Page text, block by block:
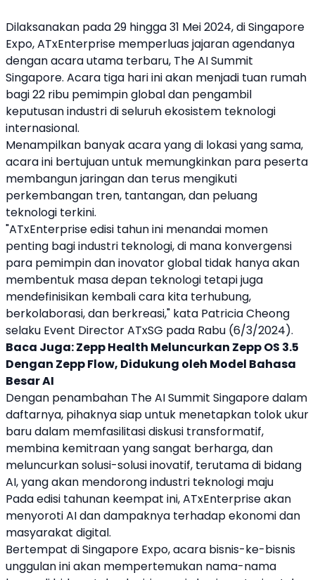
Dilaksanakan pada 29 hingga 31 Mei 2024, di Singapore
Expo,ATxEnterprise memperluas jajaran agendanya
dengan acara utama terbaru, The AI ​​Summit
Singapore. Acara tiga hari ini akan menjadi tuan rumah
bagi 22 ribu pemimpin global dan pengambil
keputusan industri di seluruh ekosistem teknologi
internasional.
Menampilkan banyak acara yang di lokasi yang sama,
acara ini bertujuan untuk memungkinkan para peserta
membangun jaringan dan terus mengikuti
perkembangan tren, tantangan, dan peluang
teknologi terkini.
"ATxEnterpriseedisi tahun ini menandai momen
penting bagi industri teknologi, di mana konvergensi
para pemimpin dan inovator global tidak hanya akan
membentuk masa depan teknologi tetapi juga
mendefinisikan kembali cara kita terhubung,
berkolaborasi, dan berkreasi," kata Patricia Cheong
selaku Event Director ATxSG pada Rabu (6/3/2024).
Baca Juga:Zepp Health Meluncurkan Zepp OS 3.5
Dengan Zepp Flow, Didukung oleh Model Bahasa
Besar AI
Dengan penambahan The AI ​​Summit Singapore dalam
daftarnya, pihaknya siap untuk menetapkan tolok ukur
baru dalam memfasilitasi diskusi transformatif,
membina kemitraan yang sangat berharga, dan
meluncurkan solusi-solusi inovatif, terutama di bidang
AI, yang akan mendorong industri teknologi maju
Pada edisi tahunan keempat ini,ATxEnterpriseakan
menyoroti AI dan dampaknya terhadap ekonomi dan
masyarakat digital.
Bertempat di Singapore Expo, acara bisnis-ke-bisnis
unggulan ini akan mempertemukan nama-nama